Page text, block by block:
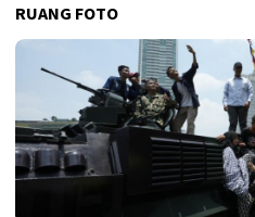
RUANG FOTO